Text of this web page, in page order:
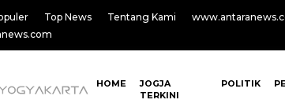
Top News Tentang Kami
HOME
JOGJA
TERKINI
POLITIK